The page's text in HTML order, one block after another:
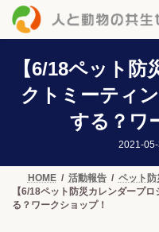
【6/18ペット
クトミーティ
する？ワ
2021-
HOME 活動報告
ペット防
【6/18ペット防災カレンダープ
る？ワークショップ！